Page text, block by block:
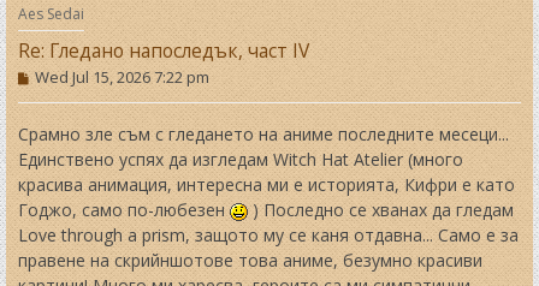
Aes Sedai
Re: Гледано напоследък, част IV
P
o
s
t
Wed Jul 15, 2026 7:22 pm
Срамно зле съм с гледането на аниме последните месеци...
Единствено успях да изгледам Witch Hat Atelier (много
красива анимация, интересна ми е историята, Кифри е като
Годжо, само по-любезен
) Последно се хванах да гледам
Love through a prism, защото му се каня отдавна... Само е за
правене на скрийншотове това аниме, безумно красиви